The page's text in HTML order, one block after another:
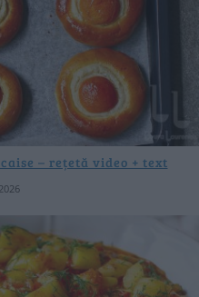
– rețetă video + text